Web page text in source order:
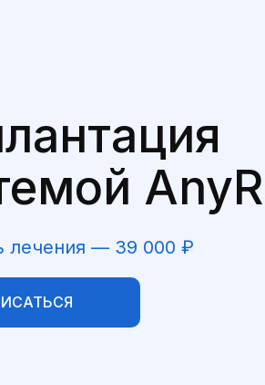
лечения — 39 000 ₽